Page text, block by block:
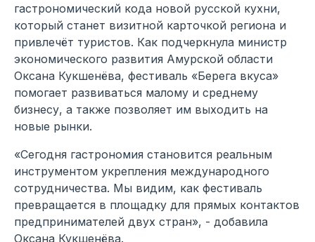
гастрономический кода новой русской кухни,
который станет визитной карточкой региона и
привлечёт туристов. Как подчеркнула министр
экономического развития Амурской области
Оксана Кукшенёва, фестиваль «Берега вкуса»
помогает развиваться малому и среднему
бизнесу, а также позволяет им выходить на
новые рынки.
«Сегодня гастрономия становится реальным
инструментом укрепления международного
сотрудничества. Мы видим, как фестиваль
превращается в площадку для прямых контактов
предпринимателей двух стран», - добавила
Оксана Кукшенёва.